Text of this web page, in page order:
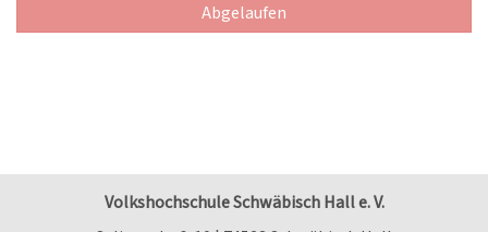
Abgelaufen
Volkshochschule Schwäbisch Hall e. V.